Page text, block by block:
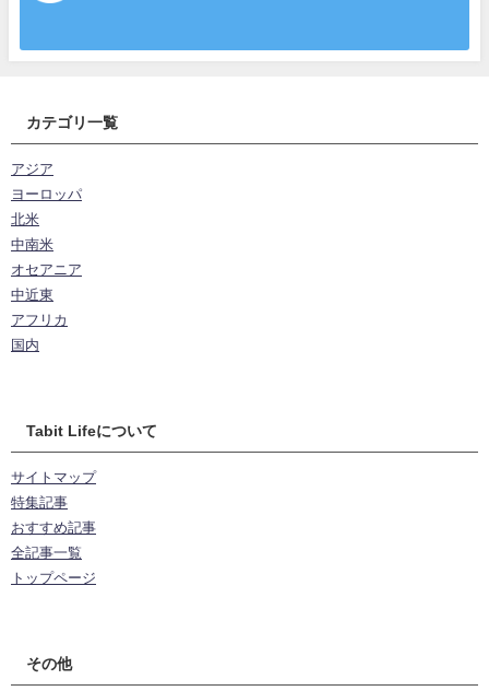
カテゴリ一覧
アジア
ヨーロッパ
北米
中南米
オセアニア
中近東
アフリカ
国内
Tabit Lifeについて
サイトマップ
特集記事
おすすめ記事
全記事一覧
トップページ
その他